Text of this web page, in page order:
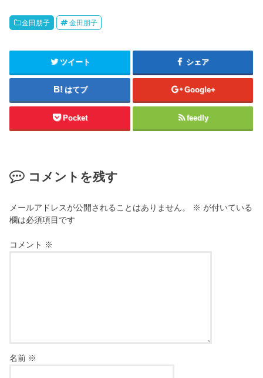
金田朋子 金田朋子
ツイート シェア
はてブ Google+
Pocket feedly
コメントを残す
メールアドレスが公開されることはありません。 ※ が付いている
欄は必須項目です
コメント ※
名前 ※